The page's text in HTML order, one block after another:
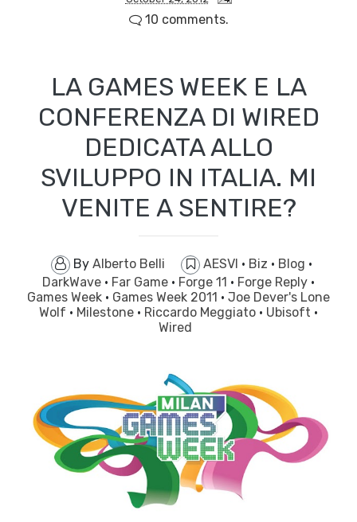
10 comments.
LA GAMES WEEK E LA
CONFERENZA DI WIRED
DEDICATA ALLO
SVILUPPO IN ITALIA. MI
VENITE A SENTIRE?
By Alberto Belli AESVI · Biz · Blog ·
DarkWave · Far Game · Forge 11 · Forge Reply ·
Games Week · Games Week 2011 · Joe Dever's Lone
Wolf · Milestone · Riccardo Meggiato · Ubisoft ·
Wired